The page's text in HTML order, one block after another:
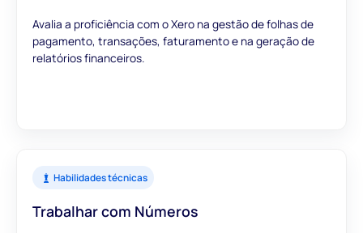
Avalia a proficiência com o Xero na gestão de folhas de
pagamento, transações, faturamento e na geração de
relatórios financeiros.
Habilidades técnicas
Trabalhar com Números